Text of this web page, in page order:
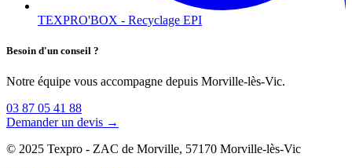
TEXPRO'BOX - Recyclage EPI
Besoin d'un conseil ?
Notre équipe vous accompagne depuis Morville-lès-Vic.
03 87 05 41 88
Demander un devis →
© 2025 Texpro - ZAC de Morville, 57170 Morville-lès-Vic